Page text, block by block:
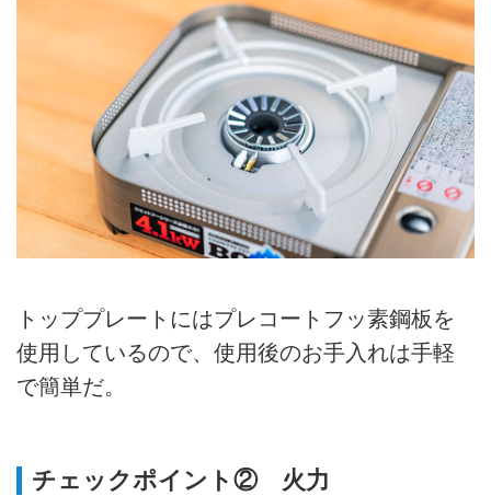
トッププレートにはプレコートフッ素鋼板を
使用しているので、使用後のお手入れは手軽
で簡単だ。
チェックポイント② 火力